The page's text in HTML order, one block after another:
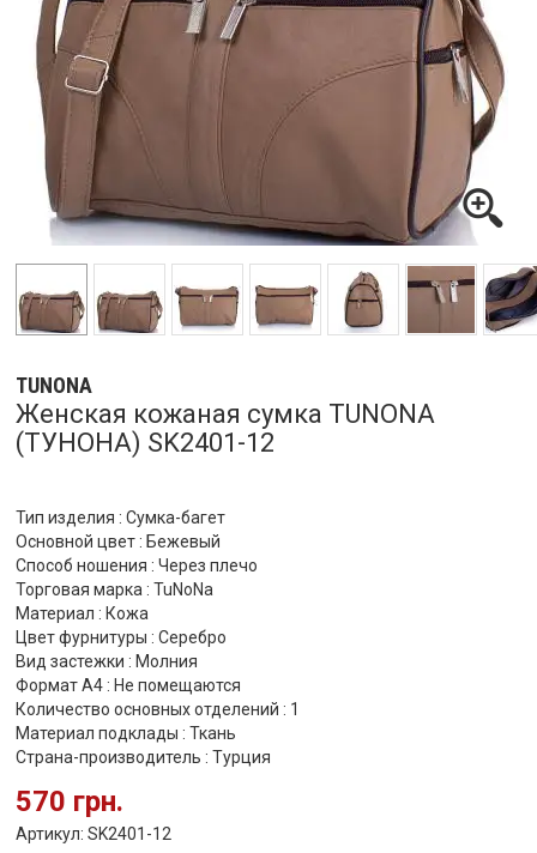
TUNONA
Женская кожаная сумка TUNONA
(ТУНОНА) SK2401-12
Тип изделия : Сумка-багет
Основной цвет : Бежевый
Способ ношения : Через плечо
Торговая марка : TuNoNа
Материал : Кожа
Цвет фурнитуры : Серебро
Вид застежки : Молния
Формат А4 : Не помещаются
Количество основных отделений : 1
Материал подклады : Ткань
Страна-производитель : Турция
570 грн.
Артикул: SK2401-12